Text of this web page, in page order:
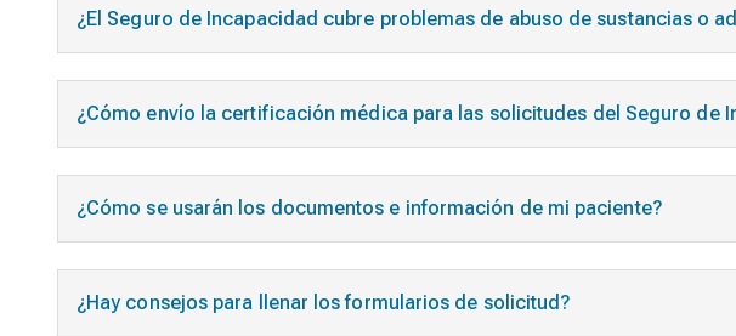
¿El Seguro de Incapacidad cubre problemas de abuso de sustancias o
¿Cómo envío la certificación médica para las solicitudes del Seguro de
¿Cómo se usarán los documentos e información de mi paciente?
¿Hay consejos para llenar los formularios de solicitud?